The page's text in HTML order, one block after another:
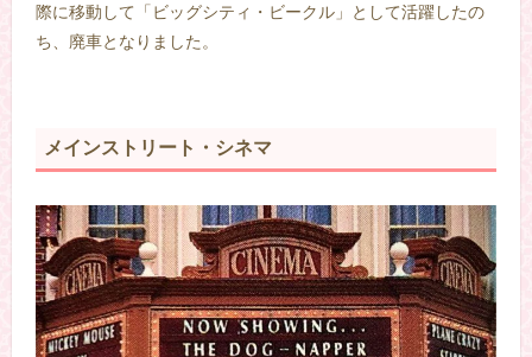
際に移動して「ビッグシティ・ビークル」として活躍したの
ち、廃車となりました。
メインストリート・シネマ